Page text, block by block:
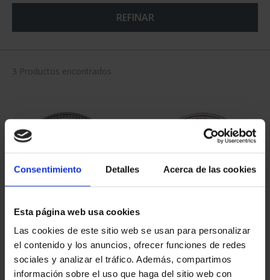
Consentimiento Detalles Acerca de las cookies
Esta página web usa cookies
Las cookies de este sitio web se usan para personalizar
el contenido y los anuncios, ofrecer funciones de redes
sociales y analizar el tráfico. Además, compartimos
información sobre el uso que haga del sitio web con
REFINAR
3 Productos encontrados
PATRIMONIO
NACIONAL II - PALACIO
REAL DE...
73,00 €
CIUDADES PATRIMONIO
- ALCALÁ DE HENARES
73,00 €